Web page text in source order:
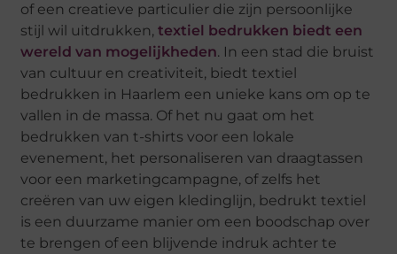
of een creatieve particulier die zijn persoonlijke
stijl wil uitdrukken,textiel bedrukken biedt een
wereld van mogelijkheden. In een stad die bruist
van cultuur en creativiteit, biedt textiel
bedrukken in Haarlem een unieke kans om op te
vallen in de massa. Of het nu gaat om het
bedrukken van t-shirts voor een lokale
evenement, het personaliseren van draagtassen
voor een marketingcampagne, of zelfs het
creëren van uw eigen kledinglijn, bedrukt textiel
is een duurzame manier om een boodschap over
te brengen of een blijvende indruk achter te